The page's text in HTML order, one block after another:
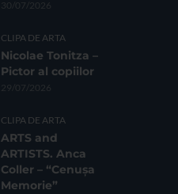
30/07/2026
CLIPA DE ARTA
Nicolae Tonitza –
Pictor al copiilor
29/07/2026
CLIPA DE ARTA
ARTS and
ARTISTS. Anca
Coller – “Cenușa
Memorie”